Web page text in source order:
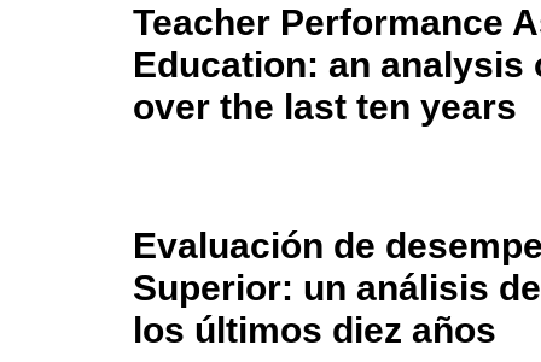
Teacher Performance
Education: an
over the last ten years
Evaluación de
Superior: un análisis
los últimos diez años